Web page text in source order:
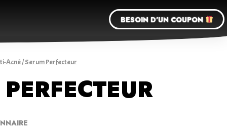
BESOIN D'UN COUPON
Acné/ Serum Perfecteur